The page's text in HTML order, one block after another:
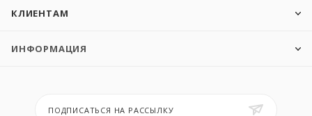
КЛИЕНТАМ
ИНФОРМАЦИЯ
ПОДПИСАТЬСЯ НА РАССЫЛКУ